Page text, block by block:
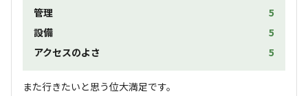
管理
5
設備
5
アクセスのよさ
5
また行きたいと思う位大満足です。